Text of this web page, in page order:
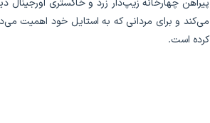
پیراهن چهارخانه زیپ‌دار زرد و خاکستری
می‌کند و برای مردانی که به استایل خود اهمیت
کرده است.